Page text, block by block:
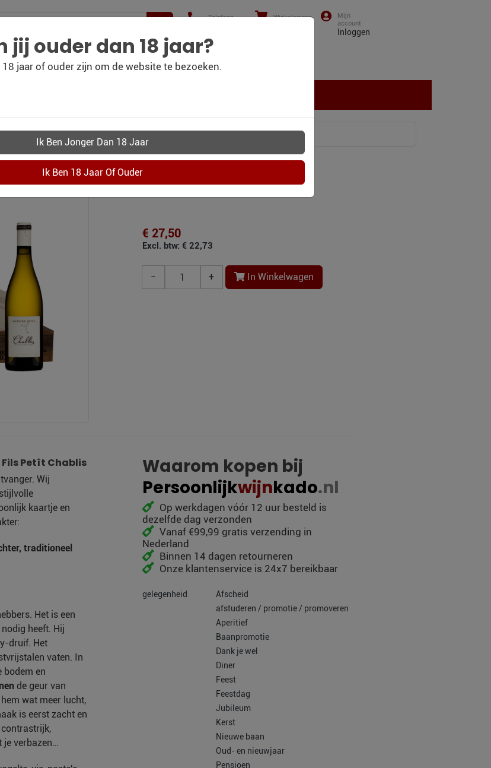
Telefoon Winkelwagen
Inloggen
jij ouder dan 18 jaar?
jaar of ouder zijn om de website te bezoeken.
Chablis
€ 27,50
Excl. btw: € 22,73
− + In Winkelwagen
Petît Chablis
Wij
kaartje en
traditioneel
Het is een
heeft. Hij
druif. Het
vaten. In
bodem en
de geur van
hem wat meer lucht,
is eerst zacht en
je verbazen…
Waarom kopen bij
Persoonlijkwijnkado.nl
Op werkdagen vóór 12 uur besteld is
dezelfde dag verzonden
Vanaf €99,99 gratis verzending in
Nederland
Binnen 14 dagen retourneren
Onze klantenservice is 24x7 bereikbaar
gelegenheid
Afscheid
afstuderen / promotie / promoveren
Aperitief
Baanpromotie
Dank je wel
Diner
Feest
Feestdag
Jubileum
Kerst
Nieuwe baan
Oud- en nieuwjaar
Pensioen